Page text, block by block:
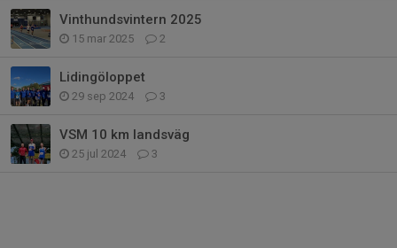
Vinthundsvintern 2025
15 mar 2025 2
Lidingöloppet
29 sep 2024 3
VSM 10 km landsväg
25 jul 2024 3